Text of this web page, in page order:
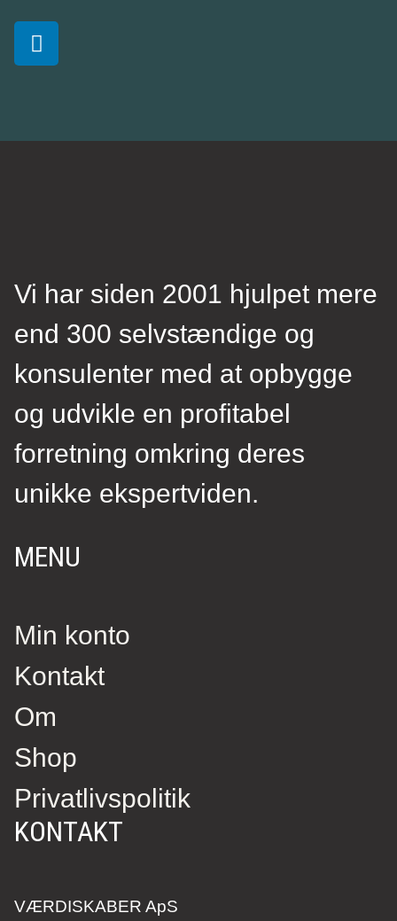
Vi har siden 2001 hjulpet mere
end 300 selvstændige og
konsulenter med at opbygge
og udvikle en profitabel
forretning omkring deres
unikke ekspertviden.
MENU
Min konto
Kontakt
Om
Shop
Privatlivspolitik
KONTAKT
VÆRDISKABER ApS